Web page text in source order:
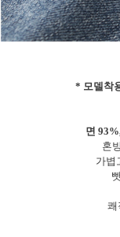
* 모델착
면
혼
가볍
쾌